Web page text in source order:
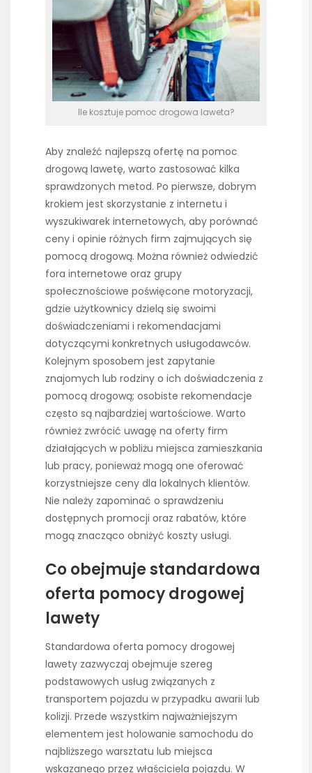
Ile kosztuje pomoc drogowa laweta?
Aby znaleźć najlepszą ofertę na pomoc
drogową lawetę, warto zastosować kilka
sprawdzonych metod. Po pierwsze, dobrym
krokiem jest skorzystanie z internetu i
wyszukiwarek internetowych, aby porównać
ceny i opinie różnych firm zajmujących się
pomocą drogową. Można również odwiedzić
fora internetowe oraz grupy
społecznościowe poświęcone motoryzacji,
gdzie użytkownicy dzielą się swoimi
doświadczeniami i rekomendacjami
dotyczącymi konkretnych usługodawców.
Kolejnym sposobem jest zapytanie
znajomych lub rodziny o ich doświadczenia z
pomocą drogową; osobiste rekomendacje
często są najbardziej wartościowe. Warto
również zwrócić uwagę na oferty firm
działających w pobliżu miejsca zamieszkania
lub pracy, ponieważ mogą one oferować
korzystniejsze ceny dla lokalnych klientów.
Nie należy zapominać o sprawdzeniu
dostępnych promocji oraz rabatów, które
mogą znacząco obniżyć koszty usługi.
Co obejmuje standardowa
oferta pomocy drogowej
lawety
Standardowa oferta pomocy drogowej
lawety zazwyczaj obejmuje szereg
podstawowych usług związanych z
transportem pojazdu w przypadku awarii lub
kolizji. Przede wszystkim najważniejszym
elementem jest holowanie samochodu do
najbliższego warsztatu lub miejsca
wskazanego przez właściciela pojazdu. W